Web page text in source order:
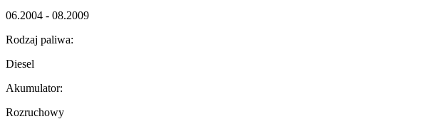
06.2004 - 08.2009
Rodzaj paliwa:
Diesel
Akumulator:
Rozruchowy